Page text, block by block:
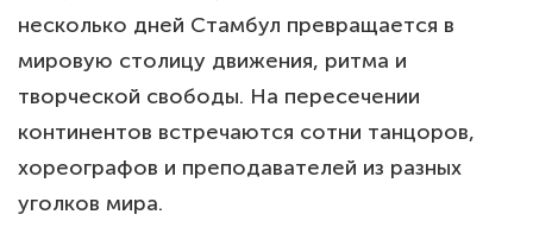
несколько дней Стамбул превращается в
мировую столицу движения, ритма и
творческой свободы. На пересечении
континентов встречаются сотни танцоров,
хореографов и преподавателей из разных
уголков мира.